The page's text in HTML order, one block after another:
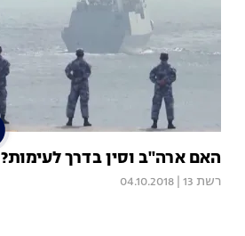
האם ארה''ב וסין בדרך לעימות?
רשת 13 04.10.2018